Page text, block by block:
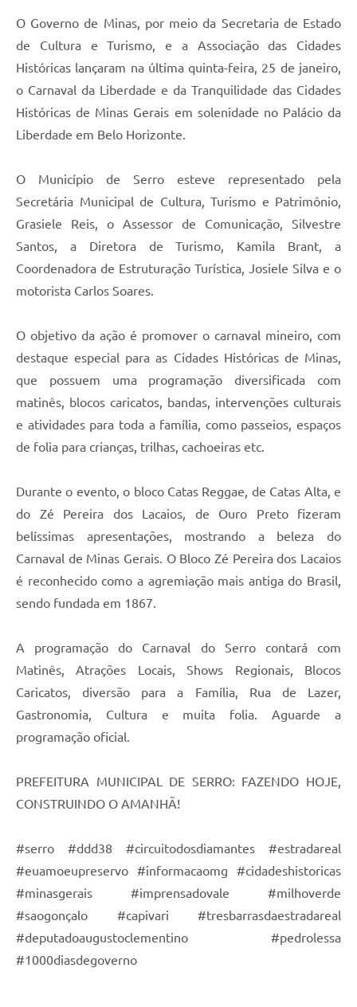
Telefones Úteis
Diário Oficial
Contratos, Convênios e Publicações MROSC
Ouvidoria Municipal
Contato
Radar da Transparência Pública
Listagem de Contribuintes Inscritos na Dívida Ativa do
Município
O Governo de Minas, por meio da Secretaria de Estado
de Cultura e Turismo, e a Associação das Cidades
Históricas lançaram na última quinta-feira, 25 de janeiro,
o Carnaval da Liberdade e da Tranquilidade das Cidades
Históricas de Minas Gerais em solenidade no Palácio da
Liberdade em Belo Horizonte.
O Município de Serro esteve representado pela
Secretária Municipal de Cultura, Turismo e Patrimônio,
Grasiele Reis, o Assessor de Comunicação, Silvestre
Santos, a Diretora de Turismo, Kamila Brant, a
Coordenadora de Estruturação Turística, Josiele Silva e o
motorista Carlos Soares.
O objetivo da ação é promover o carnaval mineiro, com
destaque especial para as Cidades Históricas de Minas,
que possuem uma programação diversificada com
matinês, blocos caricatos, bandas, intervenções culturais
e atividades para toda a família, como passeios, espaços
de folia para crianças, trilhas, cachoeiras etc.
Durante o evento, o bloco Catas Reggae, de Catas Alta, e
do Zé Pereira dos Lacaios, de Ouro Preto fizeram
belíssimas apresentações, mostrando a beleza do
Carnaval de Minas Gerais. O Bloco Zé Pereira dos Lacaios
é reconhecido como a agremiação mais antiga do Brasil,
sendo fundada em 1867.
A programação do Carnaval do Serro contará com
Matinês, Atrações Locais, Shows Regionais, Blocos
Caricatos, diversão para a Família, Rua de Lazer,
Gastronomia, Cultura e muita folia. Aguarde a
programação oficial.
PREFEITURA MUNICIPAL DE SERRO: FAZENDO HOJE,
CONSTRUINDO O AMANHÃ!
#serro #ddd38 #circuitodosdiamantes #estradareal
#euamoeupreservo #informacaomg #cidadeshistoricas
#minasgerais #imprensadovale #milhoverde
#saogonçalo #capivari #tresbarrasdaestradareal
#deputadoaugustoclementino #pedrolessa
#1000diasdegoverno